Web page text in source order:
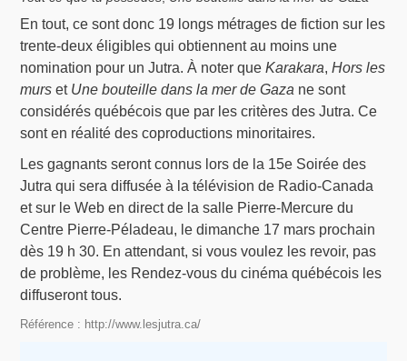
En tout, ce sont donc 19 longs métrages de fiction sur les
trente-deux éligibles qui obtiennent au moins une
nomination pour un Jutra. À noter queKarakara,Hors les
murs et Une bouteille dans la mer de Gaza ne sont
considérés québécois que par les critères des Jutra. Ce
sont en réalité des coproductions minoritaires.
Les gagnants seront connus lors de la 15e Soirée des
Jutra qui sera diffusée à la télévision de Radio-Canada
et sur le Web en direct de la salle Pierre-Mercure du
Centre Pierre-Péladeau, le dimanche 17 mars prochain
dès 19 h 30. En attendant, si vous voulez les revoir, pas
de problème, les Rendez-vous du cinéma québécois les
diffuseront tous.
Référence : http://www.lesjutra.ca/